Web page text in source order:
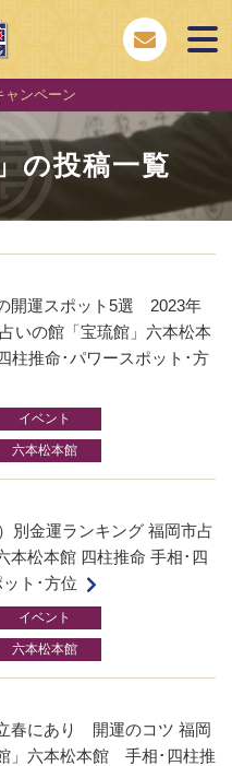
ャンペーン
の投稿一覧
開運スポット5選 2023年
いの館「宝琉館」六本松本
柱推命･パワースポット･方
イベント
六本松本館
別金運ランキング 福岡市占
本松本館 四柱推命 手相･四
ト･方位
イベント
六本松本館
春にあり 開運のコツ 福岡
」六本松本館 手相･四柱推